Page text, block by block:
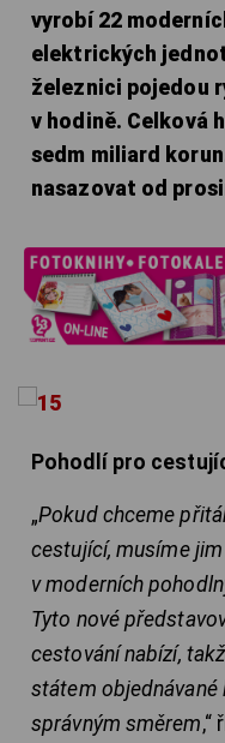
vyrobí 22
elektrických
železnici pojedou
v hodině. Celková
sedm miliard
nasazovat od
Pohodlí pro
„Pokud chceme
cestující, musíme
v moderních
Tyto nové
cestování nabízí,
státem objednávané
správným směrem,“